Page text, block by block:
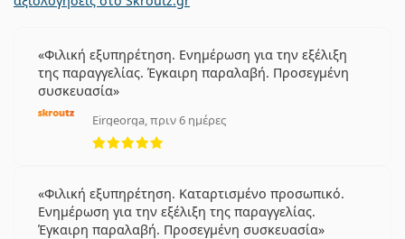
Φιλική εξυπηρέτηση. Ενημέρωση για την εξέλιξη
της παραγγελίας. Έγκαιρη παραλαβή. Προσεγμένη
συσκευασία
Eirgeorga, πριν 6 ημέρες
5 αξιολογήσεις από 5
Φιλική εξυπηρέτηση. Καταρτισμένο προσωπικό.
Ενημέρωση για την εξέλιξη της παραγγελίας.
Έγκαιρη παραλαβή. Προσεγμένη συσκευασία